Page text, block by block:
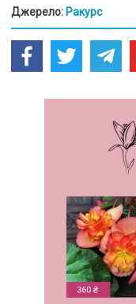
Джерело: Ракурс